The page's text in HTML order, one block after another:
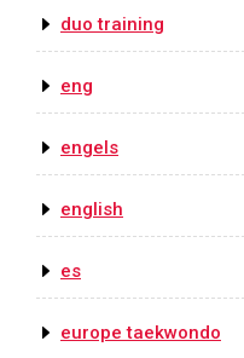
duo training
eng
engels
english
es
europe taekwondo